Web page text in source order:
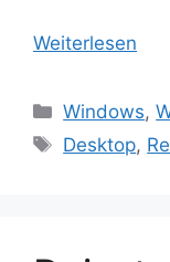
Weiterlesen
Kategorien
Windows,
Desktop,